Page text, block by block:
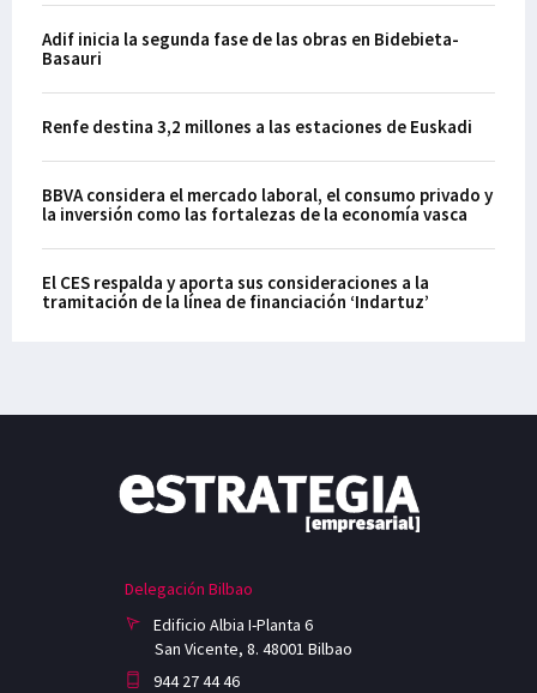
Adif inicia la segunda fase de las obras en Bidebieta-
Basauri
Renfe destina 3,2 millones a las estaciones de Euskadi
BBVA considera el mercado laboral, el consumo privado y
la inversión como las fortalezas de la economía vasca
El CES respalda y aporta sus consideraciones a la
tramitación de la línea de financiación ‘Indartuz’
Delegación Bilbao
Edificio Albia I-Planta 6
San Vicente, 8. 48001 Bilbao
944 27 44 46